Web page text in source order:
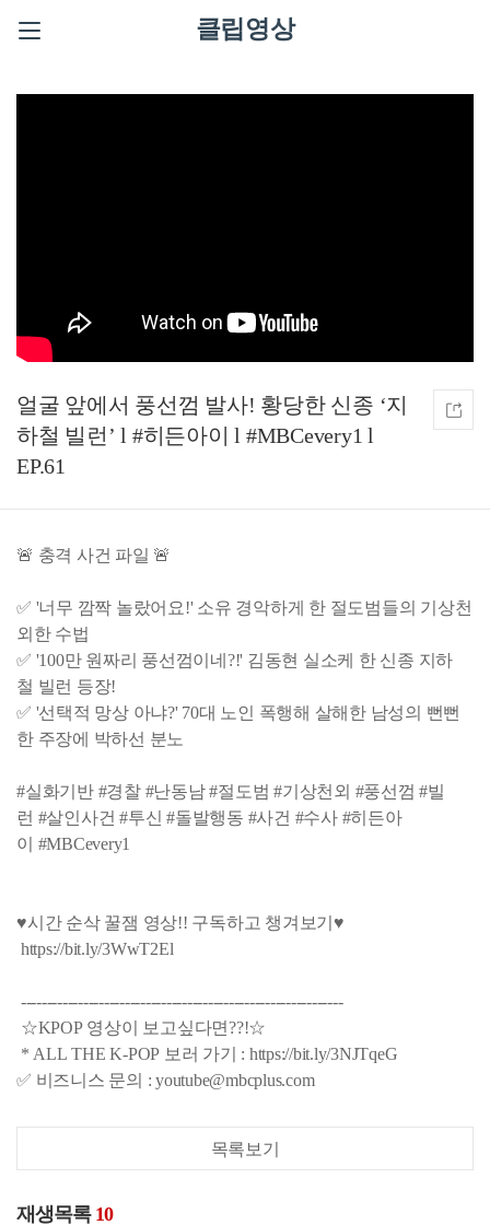
클립영상
얼굴 앞에서 풍선껌 발사! 황당한 신종 ‘지
하철 빌런’ l #히든아이 l #MBCevery1 l
EP.61
🚨 충격 사건 파일 🚨
✅ '너무 깜짝 놀랐어요!' 소유 경악하게 한 절도범들의 기상천
외한 수법
✅ '100만 원짜리 풍선껌이네?!' 김동현 실소케 한 신종 지하
철 빌런 등장!
✅ '선택적 망상 아냐?' 70대 노인 폭행해 살해한 남성의 뻔뻔
한 주장에 박하선 분노
#실화기반 #경찰 #난동남 #절도범 #기상천외 #풍선껌 #빌
런 #살인사건 #투신 #돌발행동 #사건 #수사 #히든아
이 #MBCevery1
♥시간 순삭 꿀잼 영상!! 구독하고 챙겨보기♥
https://bit.ly/3WwT2El
--------------------------------------------------------------
☆KPOP 영상이 보고싶다면??!☆
* ALL THE K-POP 보러 가기 : https://bit.ly/3NJTqeG
✅ 비즈니스 문의 : youtube@mbcplus.com
목록보기
재생목록 10